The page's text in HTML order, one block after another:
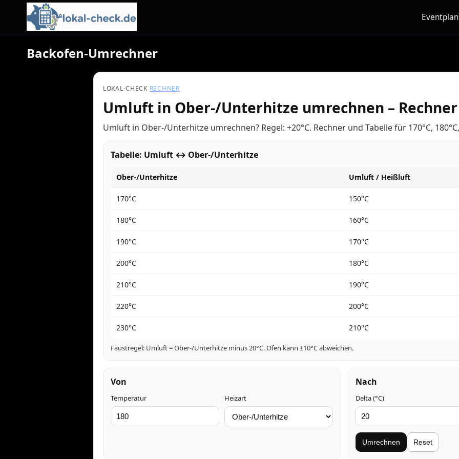
Backofen-Umrechner
LOKAL-CHECK RECHNER
Umluft in Ober-/Unterhitze umrechnen – Rechner
Umluft in Ober-/Unterhitze umrechnen? Regel: +20°C. Rechner und Tabelle für 170°C,
Tabelle: Umluft ↔ Ober-/Unterhitze
Ober-/Unterhitze Umluft / Heißluft
170°C 150°C
180°C 160°C
190°C 170°C
200°C 180°C
210°C 190°C
220°C 200°C
230°C 210°C
Faustregel: Umluft = Ober-/Unterhitze minus 20°C. Ofen kann ±10°C abweichen.
Von
Temperatur Heizart
Nach
Delta (°C)
Umrechnen Reset